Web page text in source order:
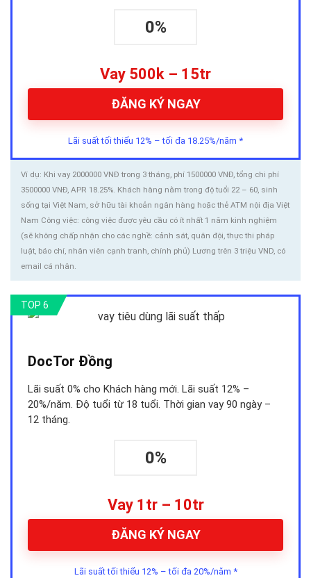
0%
Vay 500k – 15tr
ĐĂNG KÝ NGAY
Lãi suất tối thiểu 12% – tối đa 18.25%/năm *
Ví dụ: Khi vay 2000000 VNĐ trong 3 tháng, phí 1500000 VNĐ, tổng chi phí
3500000 VNĐ, APR 18.25%. Khách hàng nằm trong độ tuổi 22 – 60, sinh
sống tại Việt Nam, sở hữu tài khoản ngân hàng hoặc thẻ ATM nội địa Việt
Nam Công việc: công việc được yêu cầu có ít nhất 1 năm kinh nghiệm
(sẽ không chấp nhận cho các nghề: cảnh sát, quân đội, thực thi pháp
luật, báo chí, nhân viên cạnh tranh, chính phủ) Lương trên 3 triệu VND, có
email cá nhân.
TOP 6
DocTor Đồng
Lãi suất 0% cho Khách hàng mới. Lãi suất 12% –
20%/năm. Độ tuổi từ 18 tuổi. Thời gian vay 90 ngày –
12 tháng.
0%
Vay 1tr – 10tr
ĐĂNG KÝ NGAY
Lãi suất tối thiểu 12% – tối đa 20%/năm *